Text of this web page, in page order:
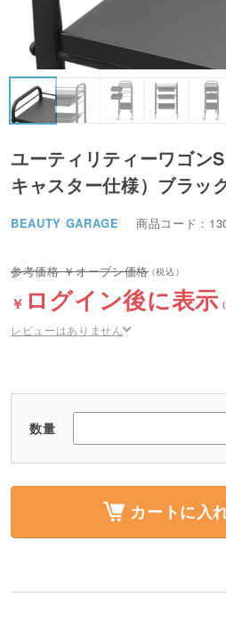
ユーティリティーワゴンSP 4BOX（ホイール
キャスター仕様）ブラッ
BEAUTY GARAGE 商品コード：
オープン価格
ログイン後に表示
レビューはありません
数量
カートに入